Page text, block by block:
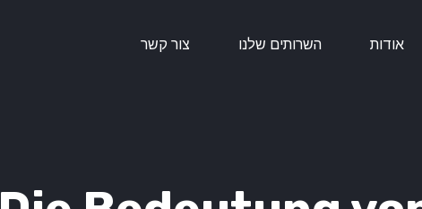
אודות השרותים שלנו צור קשר